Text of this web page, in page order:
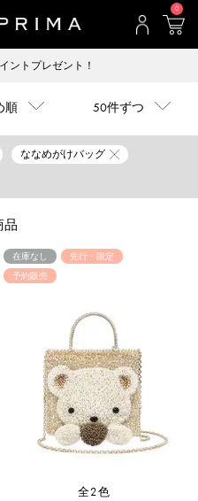
0
一律送料600円】税込22,000円以上ご
順 50件ずつ
ななめがけバッグ
品
在庫なし
先行・限定
予約販売
全2色